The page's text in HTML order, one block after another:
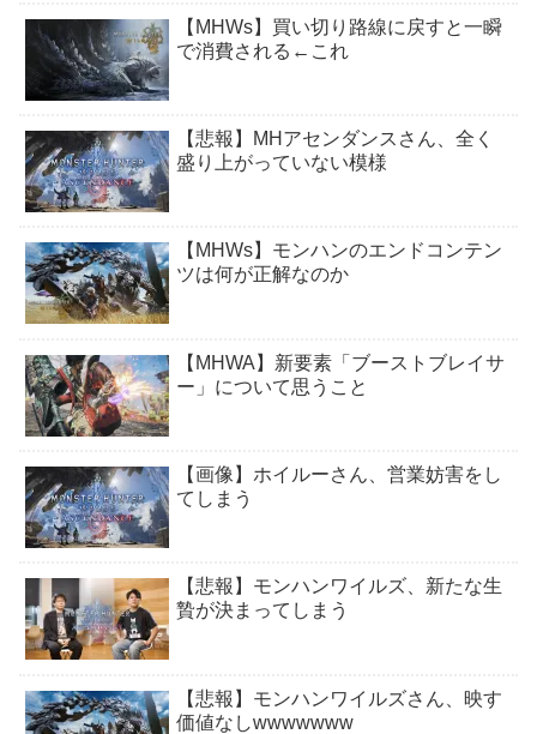
【MHWs】買い切り路線に戻すと一瞬
で消費される←これ
【悲報】MHアセンダンスさん、全く
盛り上がっていない模様
【MHWs】モンハンのエンドコンテン
ツは何が正解なのか
【MHWA】新要素「ブーストブレイサ
ー」について思うこと
【画像】ホイルーさん、営業妨害をし
てしまう
【悲報】モンハンワイルズ、新たな生
贄が決まってしまう
【悲報】モンハンワイルズさん、映す
価値なしwwwwwww